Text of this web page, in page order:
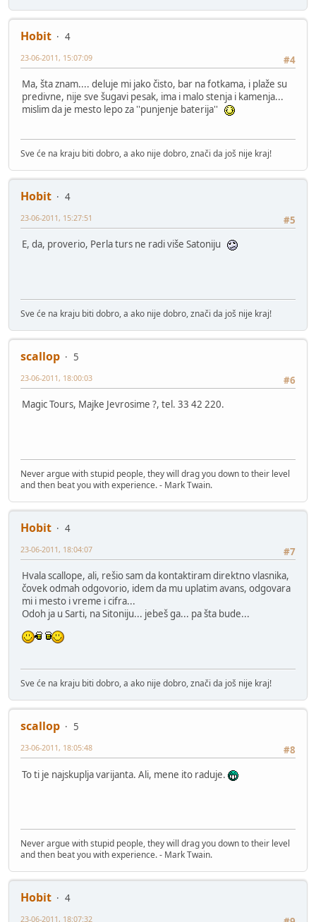
Hobit
4
#4
23-06-2011, 15:07:09
Ma, šta znam.... deluje mi jako čisto, bar na fotkama, i plaže su
predivne, nije sve šugavi pesak, ima i malo stenja i kamenja...
mislim da je mesto lepo za ''punjenje baterija''
Sve će na kraju biti dobro, a ako nije dobro, znači da još nije kraj!
Hobit
4
#5
23-06-2011, 15:27:51
E, da, proverio, Perla turs ne radi više Satoniju
Sve će na kraju biti dobro, a ako nije dobro, znači da još nije kraj!
scallop
5
#6
23-06-2011, 18:00:03
Magic Tours, Majke Jevrosime ?, tel. 33 42 220.
Never argue with stupid people, they will drag you down to their level
and then beat you with experience. - Mark Twain.
Hobit
4
#7
23-06-2011, 18:04:07
Hvala scallope, ali, rešio sam da kontaktiram direktno vlasnika,
čovek odmah odgovorio, idem da mu uplatim avans, odgovara
mi i mesto i vreme i cifra...
Odoh ja u Sarti, na Sitoniju... jebeš ga... pa šta bude...
Sve će na kraju biti dobro, a ako nije dobro, znači da još nije kraj!
scallop
5
#8
23-06-2011, 18:05:48
To ti je najskuplja varijanta. Ali, mene ito raduje.
Never argue with stupid people, they will drag you down to their level
and then beat you with experience. - Mark Twain.
Hobit
4
23-06-2011, 18:07:32